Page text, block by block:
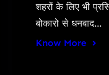
शहरों के लिए भी
बोकारो से धनबाद…
Know More